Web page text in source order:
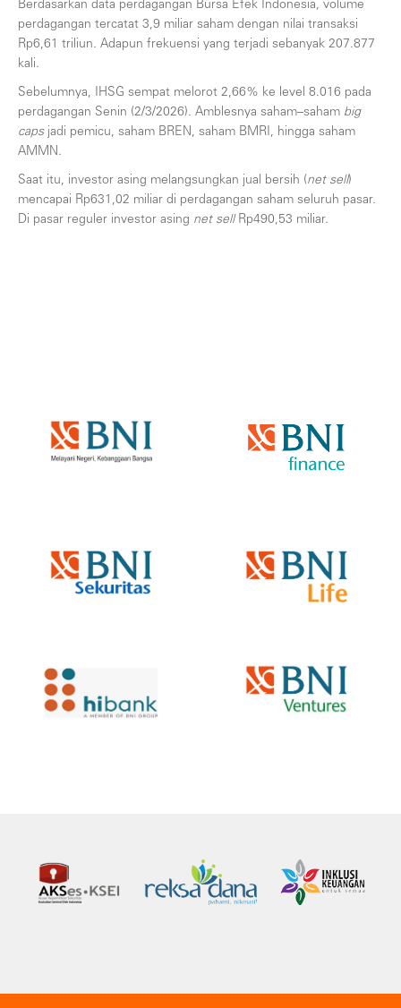
Berdasarkan data perdagangan Bursa Efek Indonesia, volume
perdagangan tercatat 3,9 miliar saham dengan nilai transaksi
Rp6,61 triliun. Adapun frekuensi yang terjadi sebanyak 207.877
kali.
Sebelumnya, IHSG sempat melorot 2,66% ke level 8.016 pada
perdagangan Senin (2/3/2026). Amblesnya saham–saham big
capsjadi pemicu, saham BREN, saham BMRI, hingga saham
AMMN.
Saat itu, investor asing melangsungkan jual bersih (net sell)
mencapai Rp631,02 miliar di perdagangan saham seluruh pasar.
Di pasar reguler investor asing net sellRp490,53 miliar.